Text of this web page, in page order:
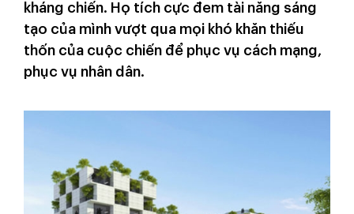
kháng chiến. Họ tích cực đem tài năng sáng
tạo của mình vượt qua mọi khó khăn thiếu
thốn của cuộc chiến để phục vụ cách mạng,
phục vụ nhân dân.